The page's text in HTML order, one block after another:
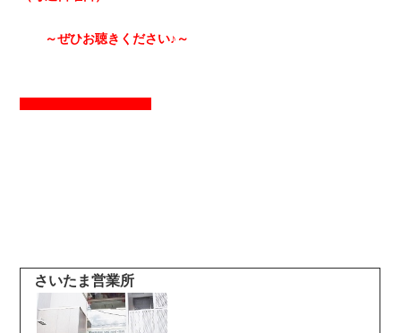
～ぜひお聴きください♪～
さいたま営業所